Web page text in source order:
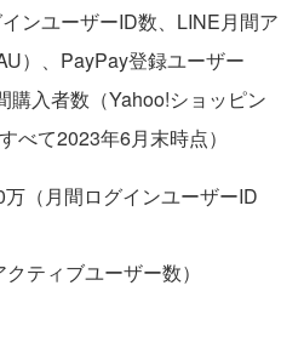
ンユーザーID数、LINE月間ア
）、PayPay登録ユーザー
購入者数（Yahoo!ショッピン
べて2023年6月末時点）
（月間ログインユーザーID
ティブユーザー数）